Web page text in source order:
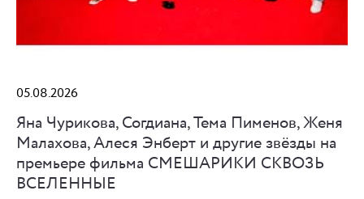
05.08.2026
Яна Чурикова, Согдиана, Тема Пименов, Женя
Малахова, Алеся Энберт и другие звёзды на
премьере фильма СМЕШАРИКИ СКВОЗЬ
ВСЕЛЕННЫЕ